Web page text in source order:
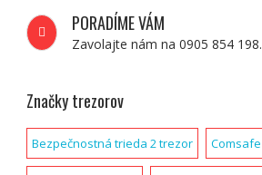
PORADÍME VÁM
Zavolajte nám na 0905 854 198.
Značky trezorov
Bezpečnostná trieda 2 trezor Comsafe